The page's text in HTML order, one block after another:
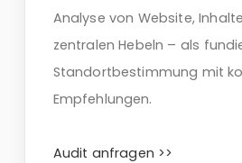
Analyse von Website,
zentralen Hebeln – als
Standortbestimmung mit
Empfehlungen.
Audit anfragen >>